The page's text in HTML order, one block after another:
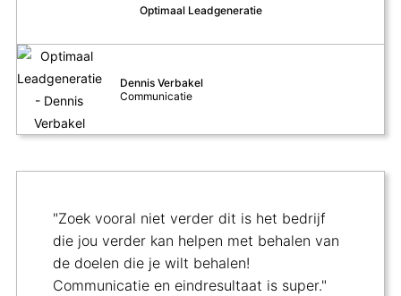
Optimaal Leadgeneratie
Dennis Verbakel
Communicatie
"Zoek vooral niet verder dit is het bedrijf
die jou verder kan helpen met behalen van
de doelen die je wilt behalen!
Communicatie en eindresultaat is super."